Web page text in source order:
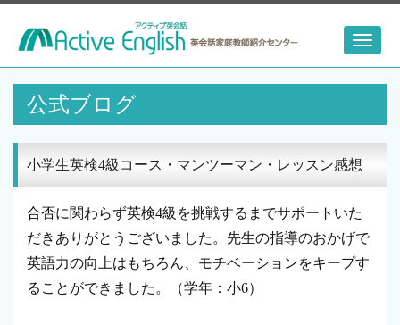
Toggle
公式ブログ
小学生英検4級コース・マンツーマン・レッスン感想
合否に関わらず英検4級を挑戦するまでサポートいた
だきありがとうございました。先生の指導のおかげで
英語力の向上はもちろん、モチベーションをキープす
ることができました。（学年：小6）